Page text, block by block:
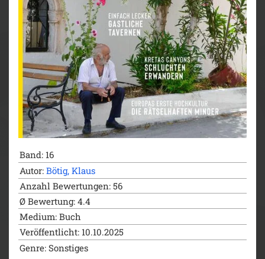
Eigenheiten Roms kritisch betrachtet
Rom perfekt im Überblick: Informatives
Reisemagazin mit faszinierenden Fotos
Der DuMont Bildatlas vereint das Beste aus
informativem Reiseführer und spannendem
Reisemagazin. In sechs umfangreichen Kapiteln
werden verschiedene Aspekte der Stadt beleuchtet.
Autorin Barbara Schaefer nimmt Sie mit in die
berühmten antiken Stätten, aber auch in die
Szeneviertel und in den grünen Norden der Stadt.
Natürlich darf ein Abstecher in den Vatikan nicht
fehlen. Und wenn die Großstadt zu viel wird, lädt das
Umland im Süden zu einer Auszeit am Meer ein. Die
schönsten Sehenswürdigkeiten und Ausflugsziele
werden am Ende jedes Kapitels übersichtlich
zusammengefasst und im Cityplan verzeichnet, die
Band: 16
Autor: Bötig, Klaus
Anzahl Bewertungen: 56
Ø Bewertung: 4.4
Medium: Buch
Veröffentlicht: 10.10.2025
Genre: Sonstiges